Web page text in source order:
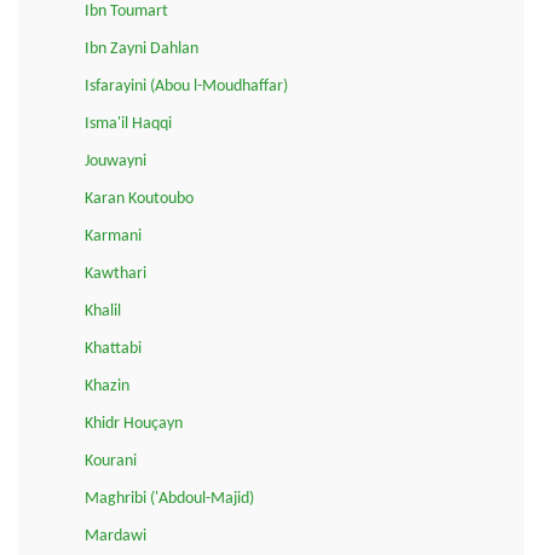
Ibn Toumart
Ibn Zayni Dahlan
Isfarayini (Abou l-Moudhaffar)
Isma'il Haqqi
Jouwayni
Karan Koutoubo
Karmani
Kawthari
Khalil
Khattabi
Khazin
Khidr Houçayn
Kourani
Maghribi ('Abdoul-Majid)
Mardawi